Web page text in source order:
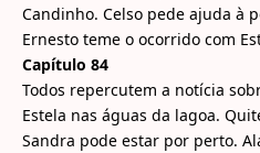
Candinho. Celso pede ajuda à
Ernesto teme o ocorrido com
Capítulo 84
Todos repercutem a notícia
Estela nas águas da lagoa.
Sandra pode estar por perto.